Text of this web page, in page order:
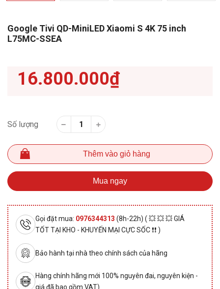
Google Tivi QD-MiniLED Xiaomi S 4K 75 inch
L75MC-SSEA
16.800.000₫
Số lượng
Thêm vào giỏ hàng
Mua ngay
Gọi đặt mua: 0976344313 (8h-22h) ( 💥 💥 💥 GIÁ
TỐT TẠI KHO - KHUYẾN MẠI CỰC SỐC ❗❗ )
Bảo hành tại nhà theo chính sách của hãng
Hàng chính hãng mới 100% nguyên đai, nguyên kiện -
giá đã bao gồm VAT)